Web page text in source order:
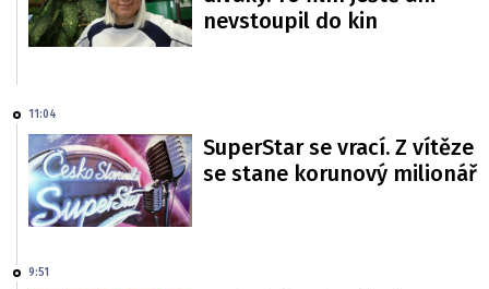
nevstoupil do kin
11:04
SuperStar se vrací. Z vítěze
se stane korunový milionář
9:51